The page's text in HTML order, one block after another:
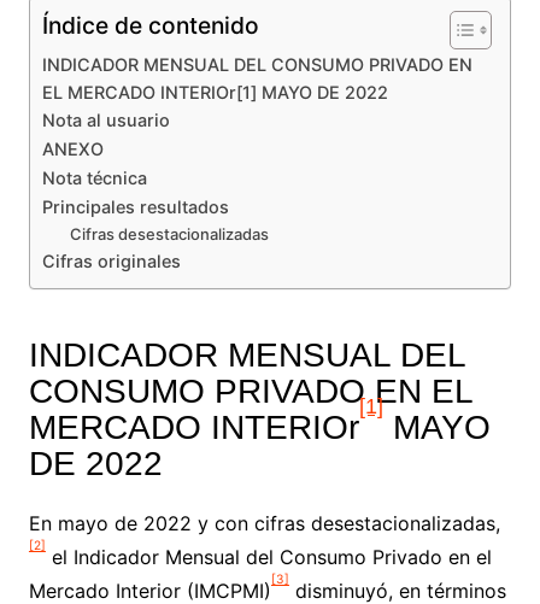
Índice de contenido
INDICADOR MENSUAL DEL CONSUMO PRIVADO EN
EL MERCADO INTERIOr[1] MAYO DE 2022
Nota al usuario
ANEXO
Nota técnica
Principales resultados
Cifras desestacionalizadas
Cifras originales
INDICADOR MENSUAL DEL
CONSUMO PRIVADO EN EL
MERCADO INTERIOr
[1]
MAYO
DE 2022
En mayo de 2022 y con cifras desestacionalizadas,
[2]el Indicador Mensual del Consumo Privado en el
Mercado Interior (IMCPMI) [3]disminuyó, en términos